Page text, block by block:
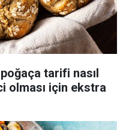
tarifi nasıl
olması için ekstra